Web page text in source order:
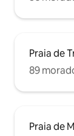
Praia de
89
Praia de